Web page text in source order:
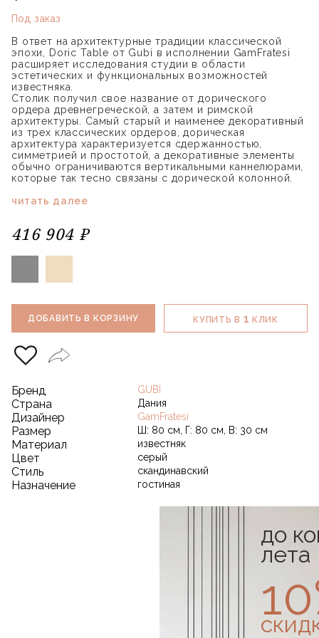
Под заказ
В ответ на архитектурные традиции классической
эпохи, Doric Table от Gubi в исполнении GamFratesi
расширяет исследования студии в области
эстетических и функциональных возможностей
известняка.
Столик получил свое название от дорического
ордера древнегреческой, а затем и римской
архитектуры. Самый старый и наименее декоративный
из трех классических ордеров, дорическая
архитектура характеризуется сдержанностью,
симметрией и простотой, а декоративные элементы
обычно ограничиваются вертикальными каннелюрами,
которые так тесно связаны с дорической колонной.
читать далее
416 904 ₽
ДОБАВИТЬ В КОРЗИНУ КУПИТЬ В 1 КЛИК
Бренд GUBI
Страна Дания
Дизайнер GamFratesi
Размер Ш: 80 см, Г: 80 см, В: 30 см
Материал известняк
Цвет серый
Стиль скандинавский
Назначение гостиная
до
лета